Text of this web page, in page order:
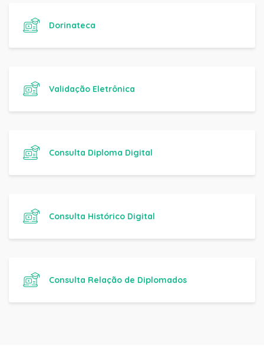
Dorinateca
Validação Eletrônica
Consulta Diploma Digital
Consulta Histórico Digital
Consulta Relação de Diplomados